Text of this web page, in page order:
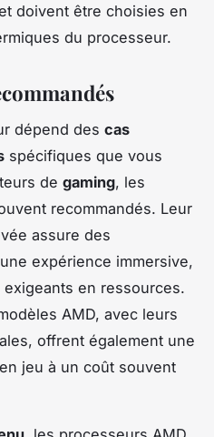
doivent être choisies en
du processeur.
dépend des cas
spécifiques que vous
de gaming, les
recommandés. Leur
assure des
expérience immersive,
en ressources.
AMD, avec leurs
offrent également une
jeu à un coût souvent